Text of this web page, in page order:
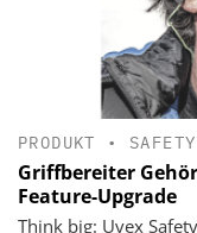
PRODUKT • SAFETY
Griffbereiter
Feature-Upgrade
Think big: Uvex